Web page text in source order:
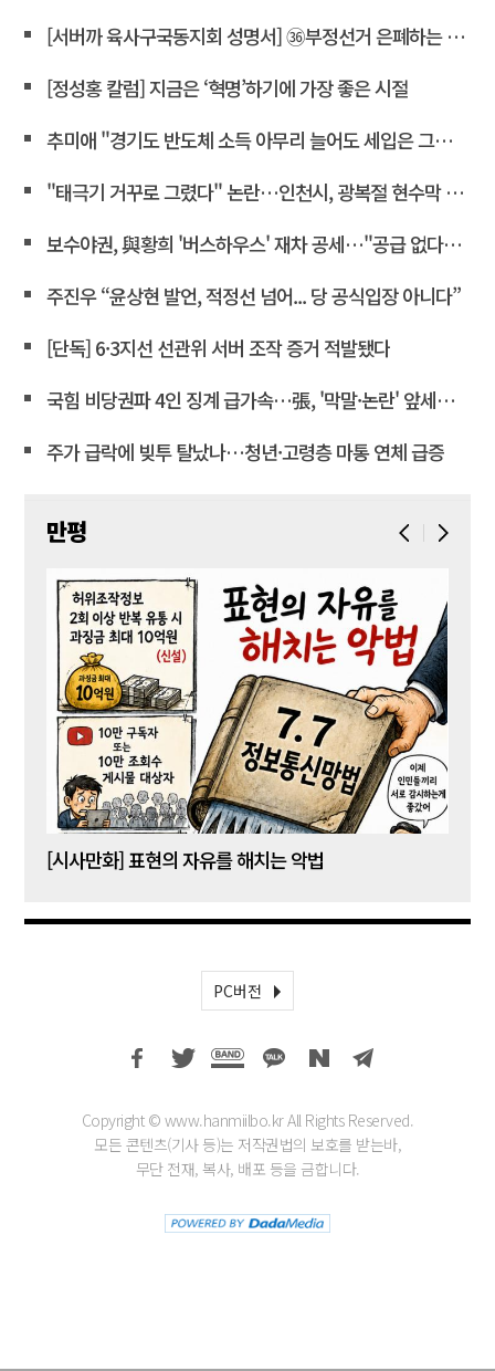
[서버까 육사구국동지회 성명서] ㊱부정선거 은폐하는 윤상현 의원은 즉각 사퇴하라!
[정성홍 칼럼] 지금은 ‘혁명’하기에 가장 좋은 시절
추미애 "경기도 반도체 소득 아무리 늘어도 세입은 그대로"
"태극기 거꾸로 그렸다" 논란…인천시, 광복절 현수막 철거
보수야권, 與황희 '버스하우스' 재차 공세…"공급 없다는 자백"
주진우 “윤상현 발언, 적정선 넘어... 당 공식입장 아니다”
[단독] 6·3지선 선관위 서버 조작 증거 적발됐다
국힘 비당권파 4인 징계 급가속…張, '막말·논란' 앞세워 역공
주가 급락에 빚투 탈났나…청년·고령층 마통 연체 급증
만평
[시사만화] 표현의 자유를 해치는 악법
PC버전
Copyright © www.hanmiilbo.kr All Rights Reserved.
모든 콘텐츠(기사 등)는 저작권법의 보호를 받는바,
무단 전재, 복사, 배포 등을 금합니다.